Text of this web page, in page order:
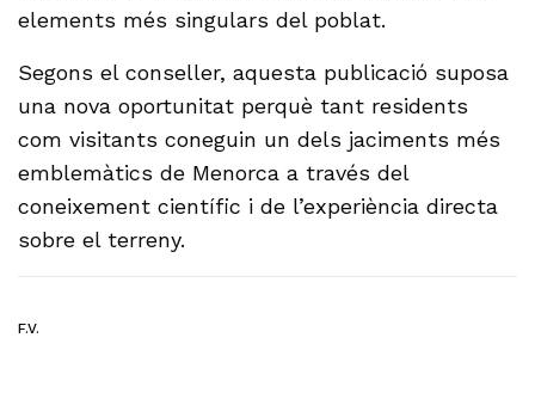
elements més singulars del poblat.
Segons el conseller, aquesta publicació suposa
una nova oportunitat perquè tant residents
com visitants coneguin un dels jaciments més
emblemàtics de Menorca a través del
coneixement científic i de l’experiència directa
sobre el terreny.
F.V.